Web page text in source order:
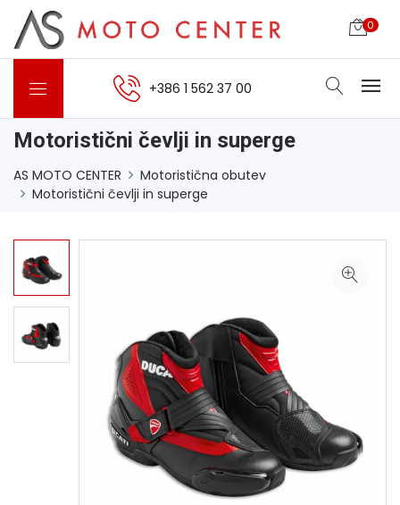
0
+386 1 562 37 00
Motoristični čevlji in superge
AS MOTO CENTER
Motoristična obutev
Motoristični čevlji in superge